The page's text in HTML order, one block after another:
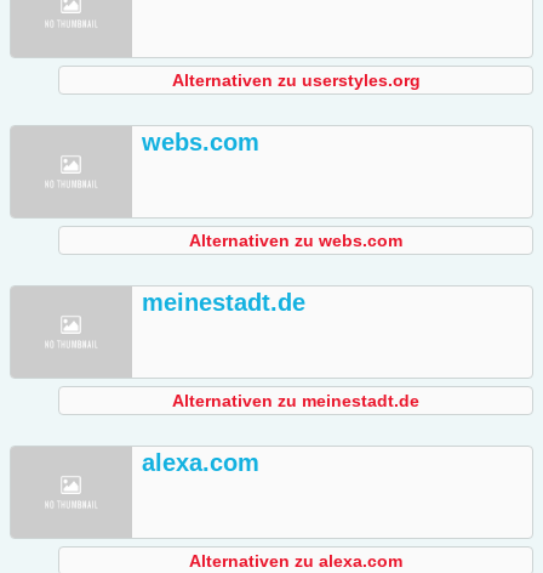
Alternativen zu userstyles.org
webs.com
Alternativen zu webs.com
meinestadt.de
Alternativen zu meinestadt.de
alexa.com
Alternativen zu alexa.com